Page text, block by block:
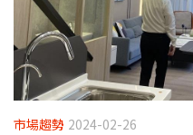
市場趨勢 2024-02-26